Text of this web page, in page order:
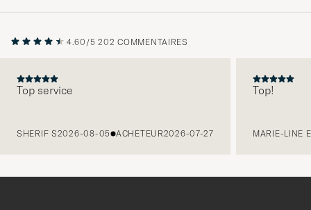
4.60/5 202 COMMENTAIRES
Top service
SHERIF S2026-08-05 ACHETEUR2026-07-27
Top!
MARIE-LINE